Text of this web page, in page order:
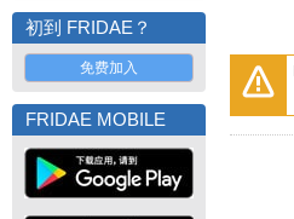
初到 FRIDAE？
免费加入
FRIDAE MOBILE